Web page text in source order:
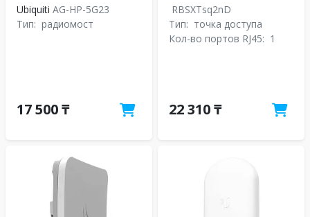
Ubiquiti AG-HP-5G23
Тип: радиомост
17 500 ₸
RBSXTsq2nD
Тип: точка доступа
Кол-во портов RJ45: 1
22 310 ₸